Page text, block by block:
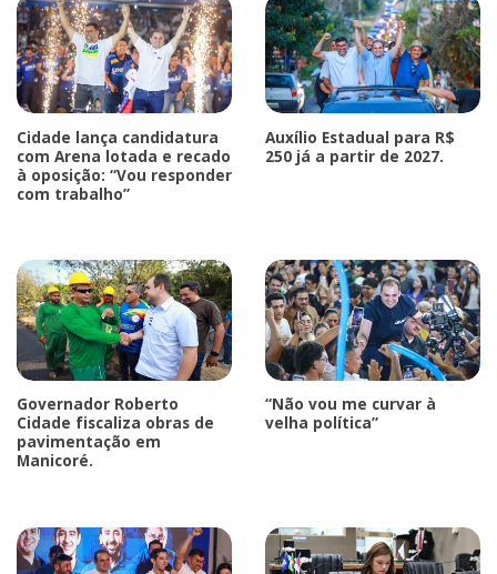
Cidade lança candidatura
com Arena lotada e recado
à oposição: “Vou responder
com trabalho”
Auxílio Estadual para R$
250 já a partir de 2027.
Governador Roberto
Cidade fiscaliza obras de
pavimentação em
Manicoré.
“Não vou me curvar à
velha política”